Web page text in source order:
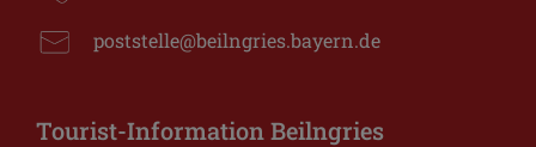
poststelle@beilngries.bayern.de
Tourist-Information Beilngries